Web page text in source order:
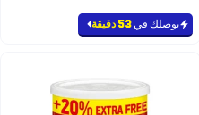
يوصلك في53 دقيقة